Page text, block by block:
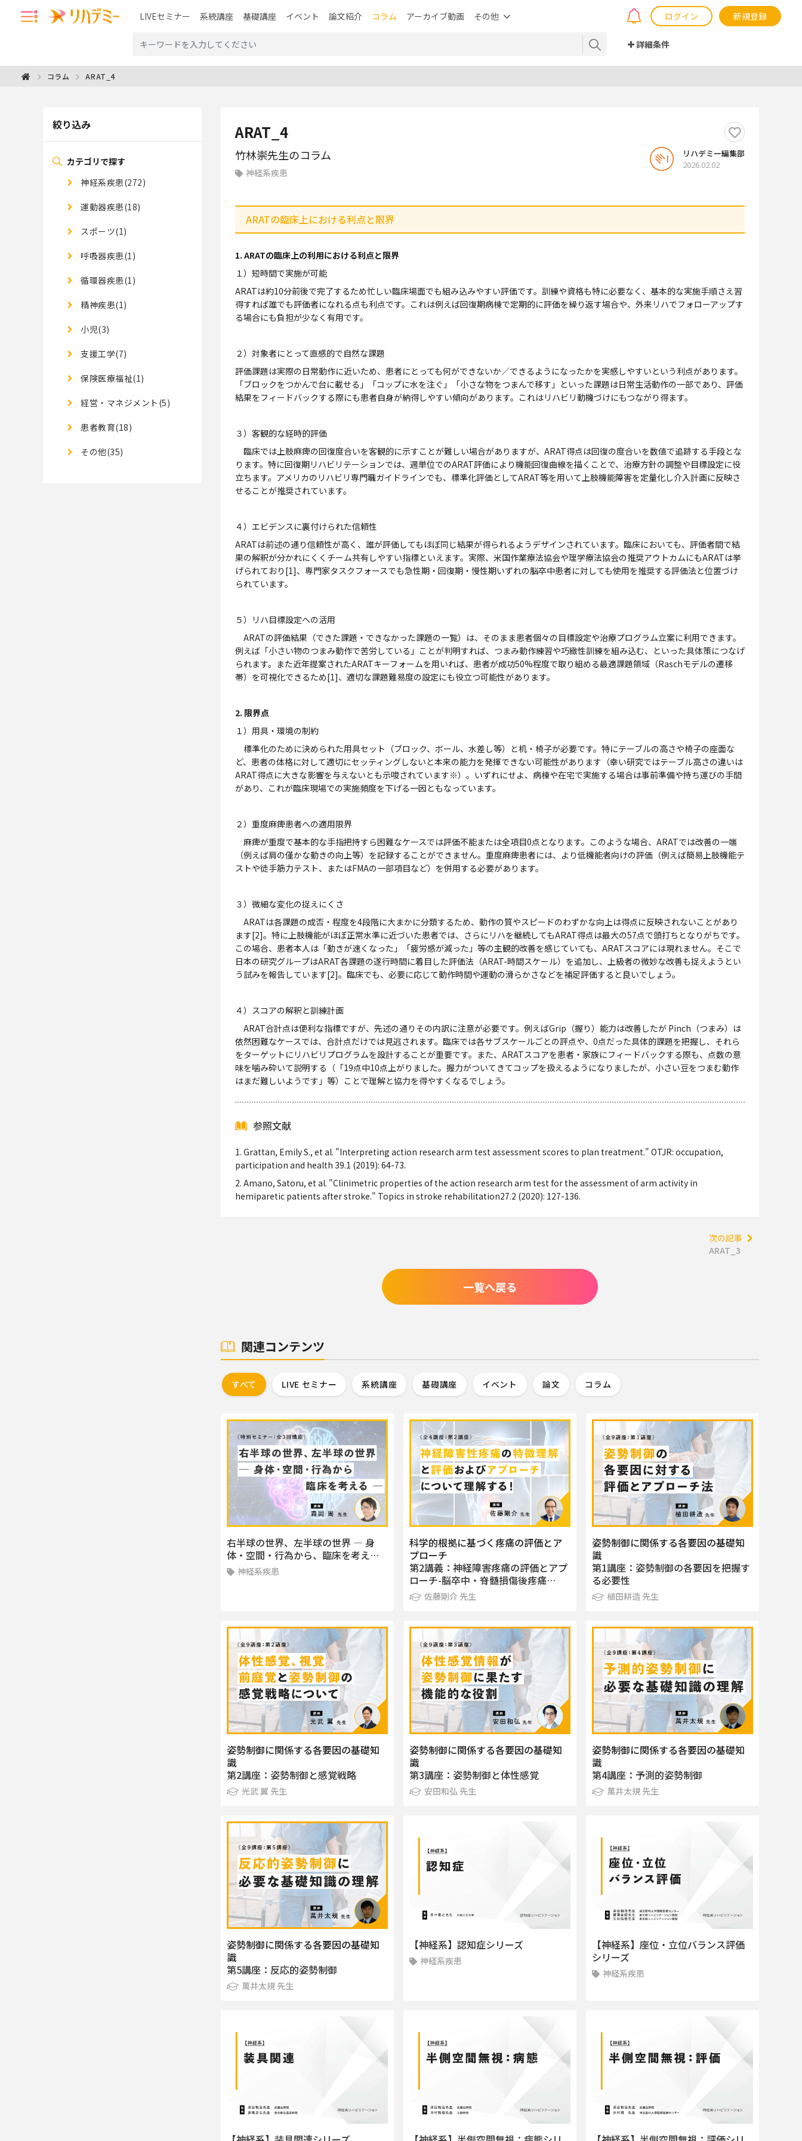
LIVEセミナー 系統講座 基礎講座 イベント 論文紹介 コラム アーカイブ動画 その他 ログイン 新規登録
詳細条件
コラム ARAT_4
絞り込み
カテゴリで探す
神経系疾患(272)
運動器疾患(18)
スポーツ(1)
呼吸器疾患(1)
循環器疾患(1)
精神疾患(1)
小児(3)
支援工学(7)
保険医療福祉(1)
経営・マネジメント(5)
患者教育(18)
その他(35)
ARAT_4
竹林崇先生のコラム
神経系疾患
リハデミー編集部
2026.02.02
ARATの臨床上における利点と限界
1. ARATの臨床上の利用における利点と限界
１）短時間で実施が可能
ARATは約10分前後で完了するため忙しい臨床場面でも組み込みやすい評価です。訓練や資格も特に必要なく、基本的な実施手順さえ習
得すれば誰でも評価者になれる点も利点です。これは例えば回復期病棟で定期的に評価を繰り返す場合や、外来リハでフォローアップす
る場合にも負担が少なく有用です。
２）対象者にとって直感的で自然な課題
評価課題は実際の日常動作に近いため、患者にとっても何ができないか／できるようになったかを実感しやすいという利点があります。
「ブロックをつかんで台に載せる」「コップに水を注ぐ」「小さな物をつまんで移す」といった課題は日常生活動作の一部であり、評価
結果をフィードバックする際にも患者自身が納得しやすい傾向があります。これはリハビリ動機づけにもつながり得ます。
３）客観的な経時的評価
臨床では上肢麻痺の回復度合いを客観的に示すことが難しい場合がありますが、ARAT得点は回復の度合いを数値で追跡する手段とな
ります。特に回復期リハビリテーションでは、週単位でのARAT評価により機能回復曲線を描くことで、治療方針の調整や目標設定に役
立ちます。アメリカのリハビリ専門職ガイドラインでも、標準化評価としてARAT等を用いて上肢機能障害を定量化し介入計画に反映さ
せることが推奨されています。
４）エビデンスに裏付けられた信頼性
ARATは前述の通り信頼性が高く、誰が評価してもほぼ同じ結果が得られるようデザインされています。臨床においても、評価者間で結
果の解釈が分かれにくくチーム共有しやすい指標といえます。実際、米国作業療法協会や理学療法協会の推奨アウトカムにもARATは挙
げられており[1]、専門家タスクフォースでも急性期・回復期・慢性期いずれの脳卒中患者に対しても使用を推奨する評価法と位置づけ
られています。
５）リハ目標設定への活用
ARATの評価結果（できた課題・できなかった課題の一覧）は、そのまま患者個々の目標設定や治療プログラム立案に利用できます。
例えば「小さい物のつまみ動作で苦労している」ことが判明すれば、つまみ動作練習や巧緻性訓練を組み込む、といった具体策につなげ
られます。また近年提案されたARATキーフォームを用いれば、患者が成功50%程度で取り組める最適課題領域（Raschモデルの遷移
帯）を可視化できるため[1]、適切な課題難易度の設定にも役立つ可能性があります。
2. 限界点
１）用具・環境の制約
標準化のために決められた用具セット（ブロック、ボール、水差し等）と机・椅子が必要です。特にテーブルの高さや椅子の座面な
ど、患者の体格に対して適切にセッティングしないと本来の能力を発揮できない可能性があります（幸い研究ではテーブル高さの違いは
ARAT得点に大きな影響を与えないとも示唆されています※）。いずれにせよ、病棟や在宅で実施する場合は事前準備や持ち運びの手間
があり、これが臨床現場での実施頻度を下げる一因ともなっています。
２）重度麻痺患者への適用限界
麻痺が重度で基本的な手指把持すら困難なケースでは評価不能または全項目0点となります。このような場合、ARATでは改善の一端
（例えば肩の僅かな動きの向上等）を記録することができません。重度麻痺患者には、より低機能者向けの評価（例えば簡易上肢機能テ
ストや徒手筋力テスト、またはFMAの一部項目など）を併用する必要があります。
３）微細な変化の捉えにくさ
ARATは各課題の成否・程度を4段階に大まかに分類するため、動作の質やスピードのわずかな向上は得点に反映されないことがあり
ます[2]。特に上肢機能がほぼ正常水準に近づいた患者では、さらにリハを継続してもARAT得点は最大の57点で頭打ちとなりがちです。
この場合、患者本人は「動きが速くなった」「疲労感が減った」等の主観的改善を感じていても、ARATスコアには現れません。そこで
日本の研究グループはARAT各課題の遂行時間に着目した評価法（ARAT-時間スケール）を追加し、上級者の微妙な改善も捉えようとい
う試みを報告しています[2]。臨床でも、必要に応じて動作時間や運動の滑らかさなどを補足評価すると良いでしょう。
４）スコアの解釈と訓練計画
ARAT合計点は便利な指標ですが、先述の通りその内訳に注意が必要です。例えばGrip（握り）能力は改善したが Pinch（つまみ）は
依然困難なケースでは、合計点だけでは見逃されます。臨床では各サブスケールごとの評点や、0点だった具体的課題を把握し、それら
をターゲットにリハビリプログラムを設計することが重要です。また、ARATスコアを患者・家族にフィードバックする際も、点数の意
味を噛み砕いて説明する（「19点中10点上がりました。握力がついてきてコップを扱えるようになりましたが、小さい豆をつまむ動作
はまだ難しいようです」等）ことで理解と協力を得やすくなるでしょう。
参照文献
1. Grattan, Emily S., et al. "Interpreting action research arm test assessment scores to plan treatment." OTJR: occupation,
participation and health 39.1 (2019): 64-73.
2. Amano, Satoru, et al. "Clinimetric properties of the action research arm test for the assessment of arm activity in
hemiparetic patients after stroke." Topics in stroke rehabilitation27.2 (2020): 127-136.
次の記事
ARAT_3
一覧へ戻る
関連コンテンツ
すべて LIVE セミナー 系統講座 基礎講座 イベント 論文 コラム
右半球の世界、左半球の世界 ― 身
体・空間・行為から、臨床を考え…
神経系疾患
科学的根拠に基づく疼痛の評価とア
プローチ
第2講義：神経障害疼痛の評価とアプ
ローチ-脳卒中・脊髄損傷後疼痛…
佐藤剛介 先生
姿勢制御に関係する各要因の基礎知
識
第1講座：姿勢制御の各要因を把握す
る必要性
植田耕造 先生
姿勢制御に関係する各要因の基礎知
識
第2講座：姿勢制御と感覚戦略
光武 翼 先生
姿勢制御に関係する各要因の基礎知
識
第3講座：姿勢制御と体性感覚
安田和弘 先生
姿勢制御に関係する各要因の基礎知
識
第4講座：予測的姿勢制御
萬井太規 先生
姿勢制御に関係する各要因の基礎知
識
第5講座：反応的姿勢制御
萬井太規 先生
【神経系】認知症シリーズ
神経系疾患
【神経系】座位・立位バランス評価
シリーズ
神経系疾患